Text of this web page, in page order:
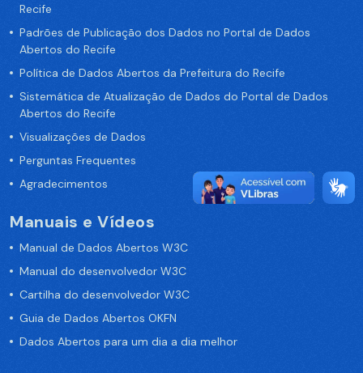
Recife
Padrões de Publicação dos Dados no Portal de Dados
Abertos do Recife
Política de Dados Abertos da Prefeitura do Recife
Sistemática de Atualização de Dados do Portal de Dados
Abertos do Recife
Visualizações de Dados
Perguntas Frequentes
Agradecimentos
Manuais e Vídeos
Manual de Dados Abertos W3C
Manual do desenvolvedor W3C
Cartilha do desenvolvedor W3C
Guia de Dados Abertos OKFN
Dados Abertos para um dia a dia melhor